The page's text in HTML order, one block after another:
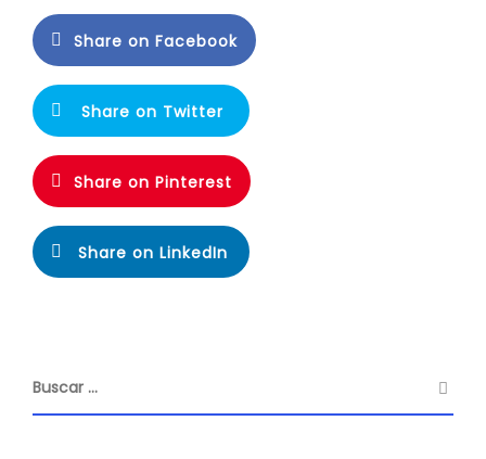
Share on Facebook
Share on Twitter
Share on Pinterest
Share on LinkedIn